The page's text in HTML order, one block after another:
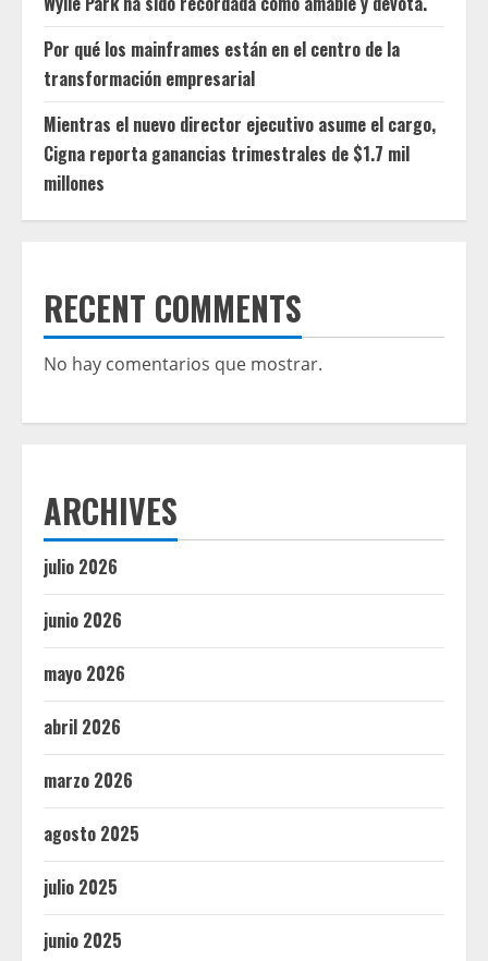
Por qué los mainframes están en el centro de la
transformación empresarial
Mientras el nuevo director ejecutivo asume el cargo,
Cigna reporta ganancias trimestrales de $1.7 mil
millones
RECENT COMMENTS
No hay comentarios que mostrar.
ARCHIVES
julio 2026
junio 2026
mayo 2026
abril 2026
marzo 2026
agosto 2025
julio 2025
junio 2025